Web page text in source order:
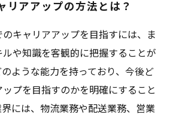
リアアップの方法とは？
キャリアアップを目指すには、ま
や知識を客観的に把握することが
ような能力を持っており、今後ど
プを目指すのかを明確にすること
には、物流業務や配送業務、営業